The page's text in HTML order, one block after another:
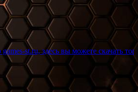
вы можете скачать торрент игры